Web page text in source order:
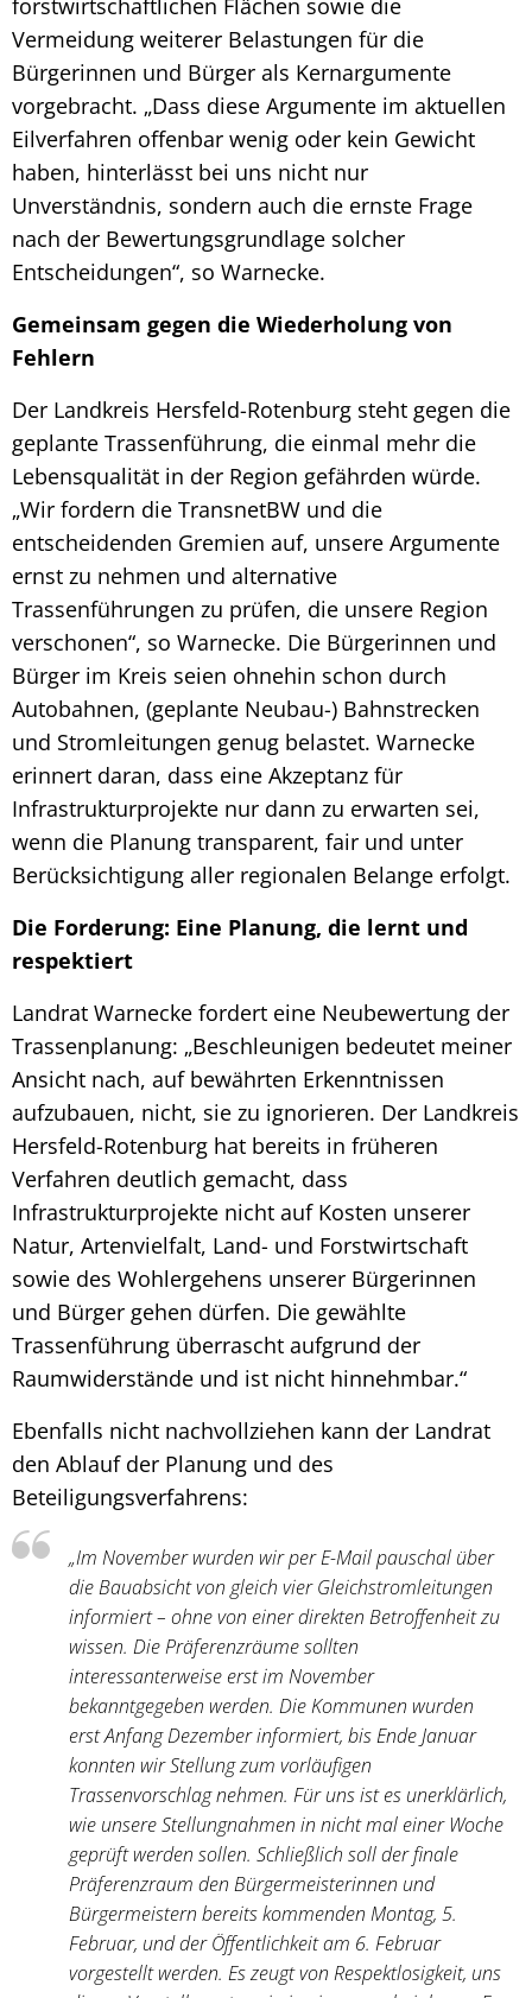
Vermeidung weiterer Belastungen für die
Bürgerinnen und Bürger als Kernargumente
vorgebracht. „Dass diese Argumente im aktuellen
Eilverfahren offenbar wenig oder kein Gewicht
haben, hinterlässt bei uns nicht nur
Unverständnis, sondern auch die ernste Frage
nach der Bewertungsgrundlage solcher
Entscheidungen“, so Warnecke.
Gemeinsam gegen die Wiederholung von
Fehlern
Der Landkreis Hersfeld-Rotenburg steht gegen die
geplante Trassenführung, die einmal mehr die
Lebensqualität in der Region gefährden würde.
„Wir fordern die TransnetBW und die
entscheidenden Gremien auf, unsere Argumente
ernst zu nehmen und alternative
Trassenführungen zu prüfen, die unsere Region
verschonen“, so Warnecke. Die Bürgerinnen und
Bürger im Kreis seien ohnehin schon durch
Autobahnen, (geplante Neubau-) Bahnstrecken
und Stromleitungen genug belastet. Warnecke
erinnert daran, dass eine Akzeptanz für
Infrastrukturprojekte nur dann zu erwarten sei,
wenn die Planung transparent, fair und unter
Berücksichtigung aller regionalen Belange erfolgt.
Die Forderung: Eine Planung, die lernt und
respektiert
Landrat Warnecke fordert eine Neubewertung der
Trassenplanung: „Beschleunigen bedeutet meiner
Ansicht nach, auf bewährten Erkenntnissen
aufzubauen, nicht, sie zu ignorieren. Der Landkreis
Hersfeld-Rotenburg hat bereits in früheren
Verfahren deutlich gemacht, dass
Infrastrukturprojekte nicht auf Kosten unserer
Natur, Artenvielfalt, Land- und Forstwirtschaft
sowie des Wohlergehens unserer Bürgerinnen
und Bürger gehen dürfen. Die gewählte
Trassenführung überrascht aufgrund der
Raumwiderstände und ist nicht hinnehmbar.“
Ebenfalls nicht nachvollziehen kann der Landrat
den Ablauf der Planung und des
Beteiligungsverfahrens:
„Im November wurden wir per E-Mail pauschal über
die Bauabsicht von gleich vier Gleichstromleitungen
informiert – ohne von einer direkten Betroffenheit zu
wissen. Die Präferenzräume sollten
interessanterweise erst im November
bekanntgegeben werden. Die Kommunen wurden
erst Anfang Dezember informiert, bis Ende Januar
konnten wir Stellung zum vorläufigen
Trassenvorschlag nehmen. Für uns ist es unerklärlich,
wie unsere Stellungnahmen in nicht mal einer Woche
geprüft werden sollen. Schließlich soll der finale
Präferenzraum den Bürgermeisterinnen und
Bürgermeistern bereits kommenden Montag, 5.
Februar, und der Öffentlichkeit am 6. Februar
vorgestellt werden. Es zeugt von Respektlosigkeit, uns